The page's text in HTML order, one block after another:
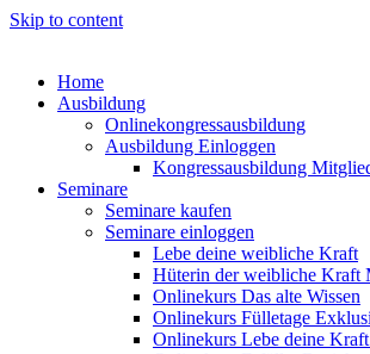
Skip to content
Home
Ausbildung
Onlinekongressausbildung
Ausbildung Einloggen
Kongressausbildung
Seminare
Seminare kaufen
Seminare einloggen
Lebe deine weibliche Kraft
Hüterin der weibliche Kraft
Onlinekurs Das alte Wissen
Onlinekurs Fülletage
Onlinekurs Lebe deine